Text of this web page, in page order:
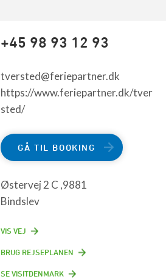
+45 98 93 12 93
tversted@feriepartner.dk
https://www.feriepartner.dk/tver
sted/
GÅ TIL BOOKING
Østervej 2 C ,9881
Bindslev
VIS VEJ
BRUG REJSEPLANEN
SE VISITDENMARK